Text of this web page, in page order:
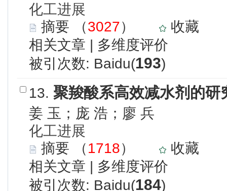
化工进展
摘要 （3027）
收藏
相关文章 | 多维度评价
被引次数: Baidu(193)
13. 聚羧酸系高效减水剂的研
姜 玉；庞 浩；廖 兵
化工进展
摘要 （1718）
收藏
相关文章 | 多维度评价
被引次数: Baidu(184)